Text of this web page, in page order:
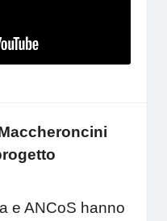
e ANCoS hanno